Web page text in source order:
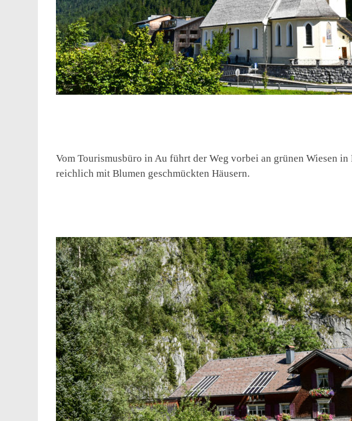
Vom Tourismusbüro in Au führt der Weg vorbei an grünen Wiesen
reichlich mit Blumen geschmückten Häusern.